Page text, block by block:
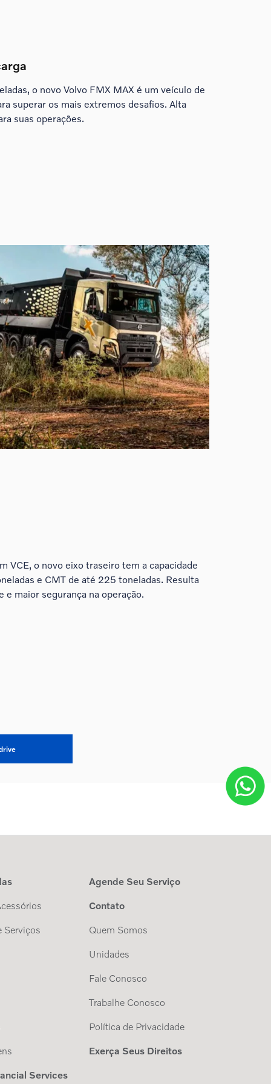
o novo Volvo FMX MAX é um veículo de
superar os mais extremos desafios. Alta
suas operações.
VCE, o novo eixo traseiro tem a capacidade
e CMT de até 225 toneladas. Resulta
maior segurança na operação.
Serviços
Services
Agende Seu Serviço
Contato
Quem Somos
Unidades
Fale Conosco
Trabalhe Conosco
Política de Privacidade
Exerça Seus Direitos